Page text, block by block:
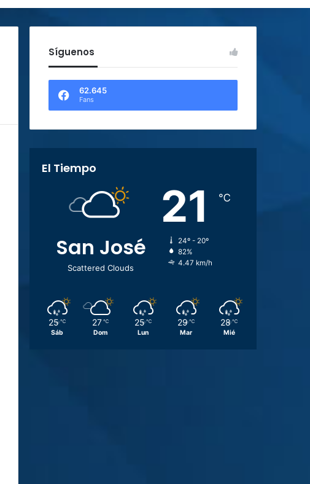
Síguenos
62.645
Fans
El Tiempo
San José
Scattered Clouds
21 ℃
24º - 20º
82%
4.47 km/h
25 ℃
Sáb
27 ℃
Dom
25 ℃
Lun
29 ℃
Mar
28 ℃
Mié